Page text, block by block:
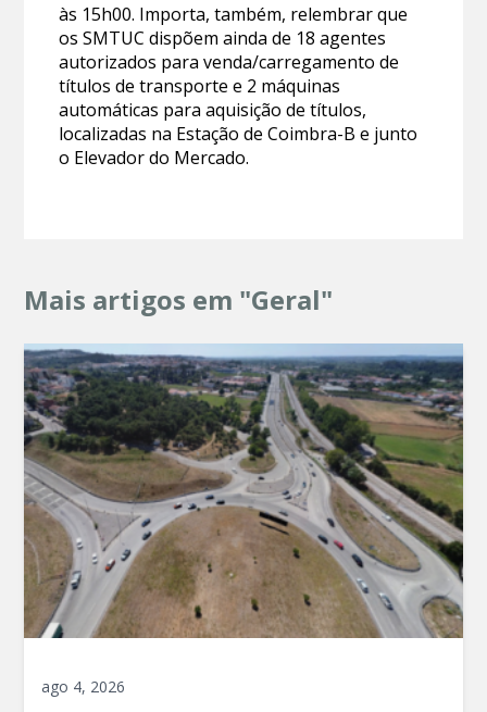
às 15h00. Importa, também, relembrar que
os SMTUC dispõem ainda de 18 agentes
autorizados para venda/carregamento de
títulos de transporte e 2 máquinas
automáticas para aquisição de títulos,
localizadas na Estação de Coimbra-B e junto
o Elevador do Mercado.
Mais artigos em "Geral"
ago 4, 2026